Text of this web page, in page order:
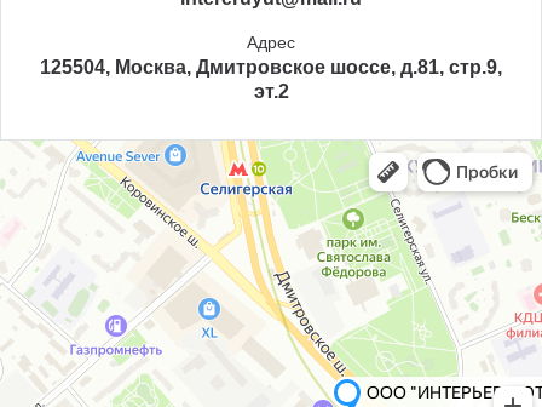
Адрес
125504, Москва, Дмитровское шоссе, д.81, стр.9,
эт.2